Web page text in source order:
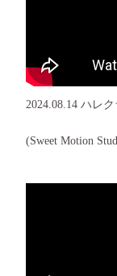
2024.08.14 ハレ
(Sweet Motion